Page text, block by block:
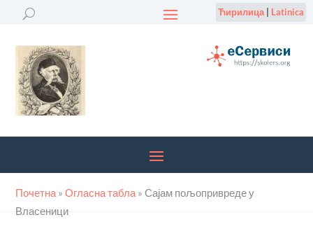
Ћирилица| Latinica
Почетна »Огласна табла »Сајам пољопривреде у
Власеници